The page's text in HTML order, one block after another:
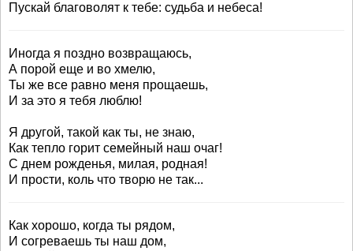
Пускай благоволят к тебе: судьба и небеса!
Иногда я поздно возвращаюсь,
А порой еще и во хмелю,
Ты же все равно меня прощаешь,
И за это я тебя люблю!
Я другой, такой как ты, не знаю,
Как тепло горит семейный наш очаг!
С днем рожденья, милая, родная!
И прости, коль что творю не так...
Как хорошо, когда ты рядом,
И согреваешь ты наш дом,